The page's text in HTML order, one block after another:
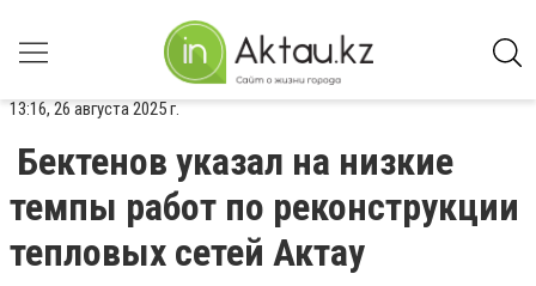
13:16, 26 августа 2025 г.
Бектенов указал на низкие
темпы работ по реконструкции
тепловых сетей Актау